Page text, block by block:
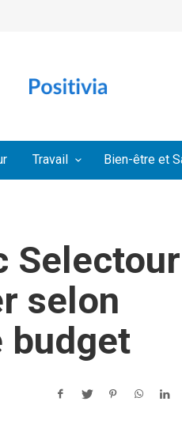
Travail Bien-être et
Selectour
selon
budget